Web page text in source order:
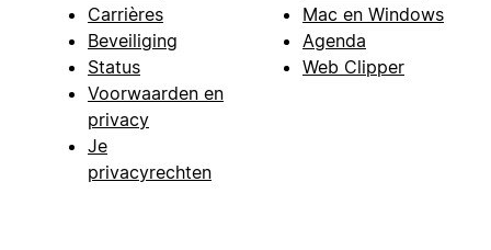
Carrières
Beveiliging
Status
Voorwaarden en
privacy
Je
privacyrechten
Mac en Windows
Agenda
Web Clipper